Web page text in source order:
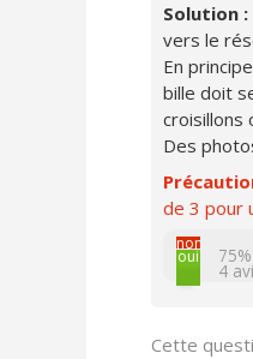
Solution :
vers le
En
bille doit
croisillons
Des
de 3 pour
non
oui
4
Cette